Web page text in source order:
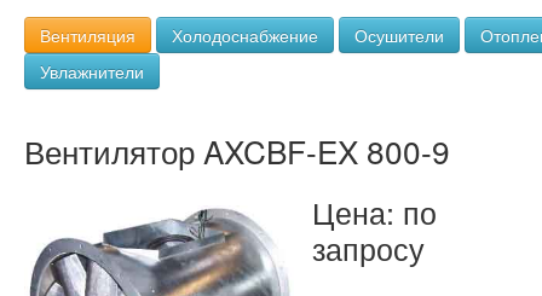
Вентиляция Холодоснабжение Осушители
Увлажнители
Вентилятор AXCBF-EX 800-9
Цена: по
запросу